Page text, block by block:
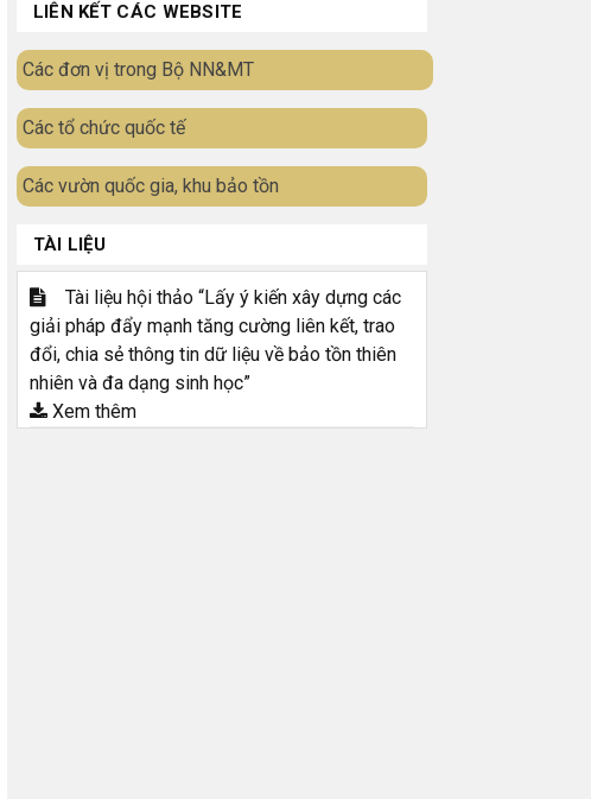
LIÊN KẾT CÁC WEBSITE
Các đơn vị trong Bộ NN&MT
Các tổ chức quốc tế
Các vườn quốc gia, khu bảo tồn
TÀI LIỆU
Tài liệu hội thảo “Lấy ý kiến xây dựng các
giải pháp đẩy mạnh tăng cường liên kết, trao
đổi, chia sẻ thông tin dữ liệu về bảo tồn thiên
nhiên và đa dạng sinh học”
Xem thêm